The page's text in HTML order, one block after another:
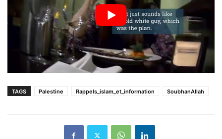
TAGS Palestine Rappels_islam_et_information SoubhanAllah